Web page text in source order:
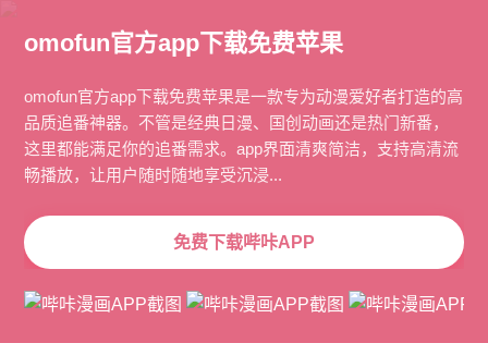
omofun官方app下载免费苹果
omofun官方app下载免费苹果是一款专为动漫爱好者打造的高
品质追番神器。不管是经典日漫、国创动画还是热门新番，
这里都能满足你的追番需求。app界面清爽简洁，支持高清流
畅播放，让用户随时随地享受沉浸...
免费下载哔咔APP